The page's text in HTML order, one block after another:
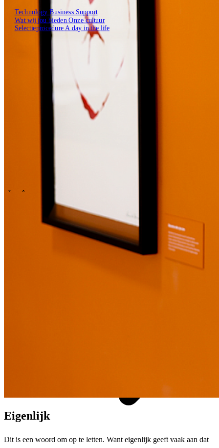
Technology Business Support
Wat wij jou biedenOnze cultuur
Selectieprocedure A day in the life
Zoeken
Eigenlijk
Dit is een woord om op te letten. Want eigenlijk geeft vaak aan dat